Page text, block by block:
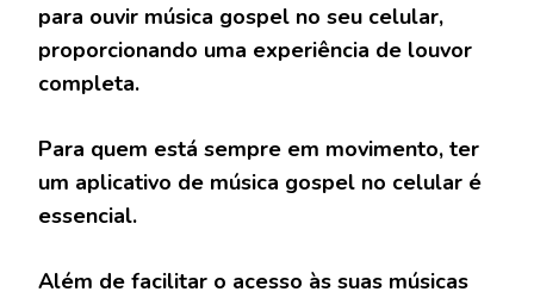
para ouvir música gospel no seu celular,
proporcionando uma experiência de louvor
completa.
Para quem está sempre em movimento, ter
um aplicativo de música gospel no celular é
essencial.
Além de facilitar o acesso às suas músicas